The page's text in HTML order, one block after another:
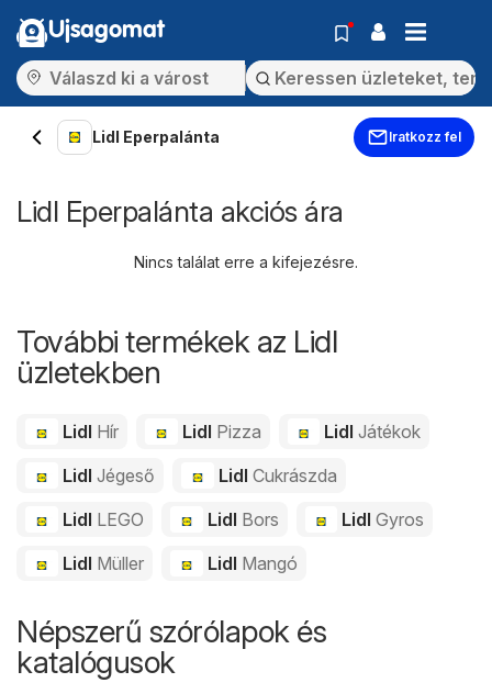
Ujsagomat
Lidl Eperpalánta Iratkozz fel
Lidl Eperpalánta akciós ára
Nincs találat erre a kifejezésre.
További termékek az Lidl
üzletekben
Lidl Hír Lidl Pizza LidlJátékok
Lidl Jégeső Lidl Cukrászda
Lidl LEGO Lidl Bors LidlGyros
Lidl Müller Lidl Mangó
Népszerű szórólapok és
katalógusok